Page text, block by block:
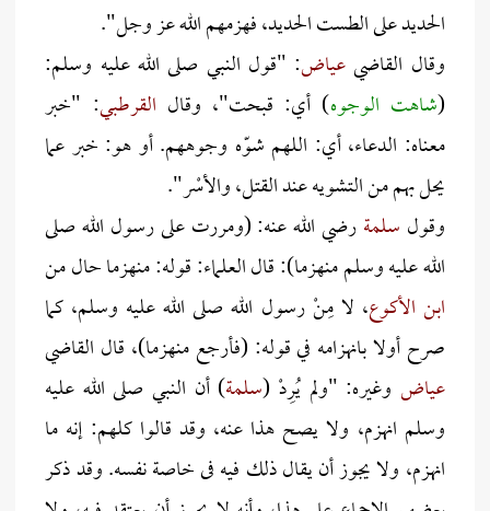
الحديد على الطست الحديد، فهزمهم الله عز وجل".
وقال القاضيعياض: "قول النبي صلى الله عليه وسلم:
(شاهت الوجوه) أي: قبحت"، وقال القرطبي: "خبر
معناه: الدعاء، أي: اللهم شوّه وجوههم. أو هو: خبر عما
يحل بهم من التشويه عند القتل، والأسْر".
وقول سلمةرضي الله عنه: (ومررت على رسول الله صلى
الله عليه وسلم منهزما): قال العلماء: قوله: منهزما حال من
ابن الأكوع، لا مِنْ رسول الله صلى الله عليه وسلم، كما
صرح أولا بانهزامه في قوله: (فأرجع منهزما)، قال القاضي
عياض وغيره: "ولم يُرِدْ (سلمة) أن النبي صلى الله عليه
وسلم انهزم، ولا يصح هذا عنه، وقد قالوا كلهم: إنه ما
انهزم، ولا يجوز أن يقال ذلك فيه فى خاصة نفسه. وقد ذكر